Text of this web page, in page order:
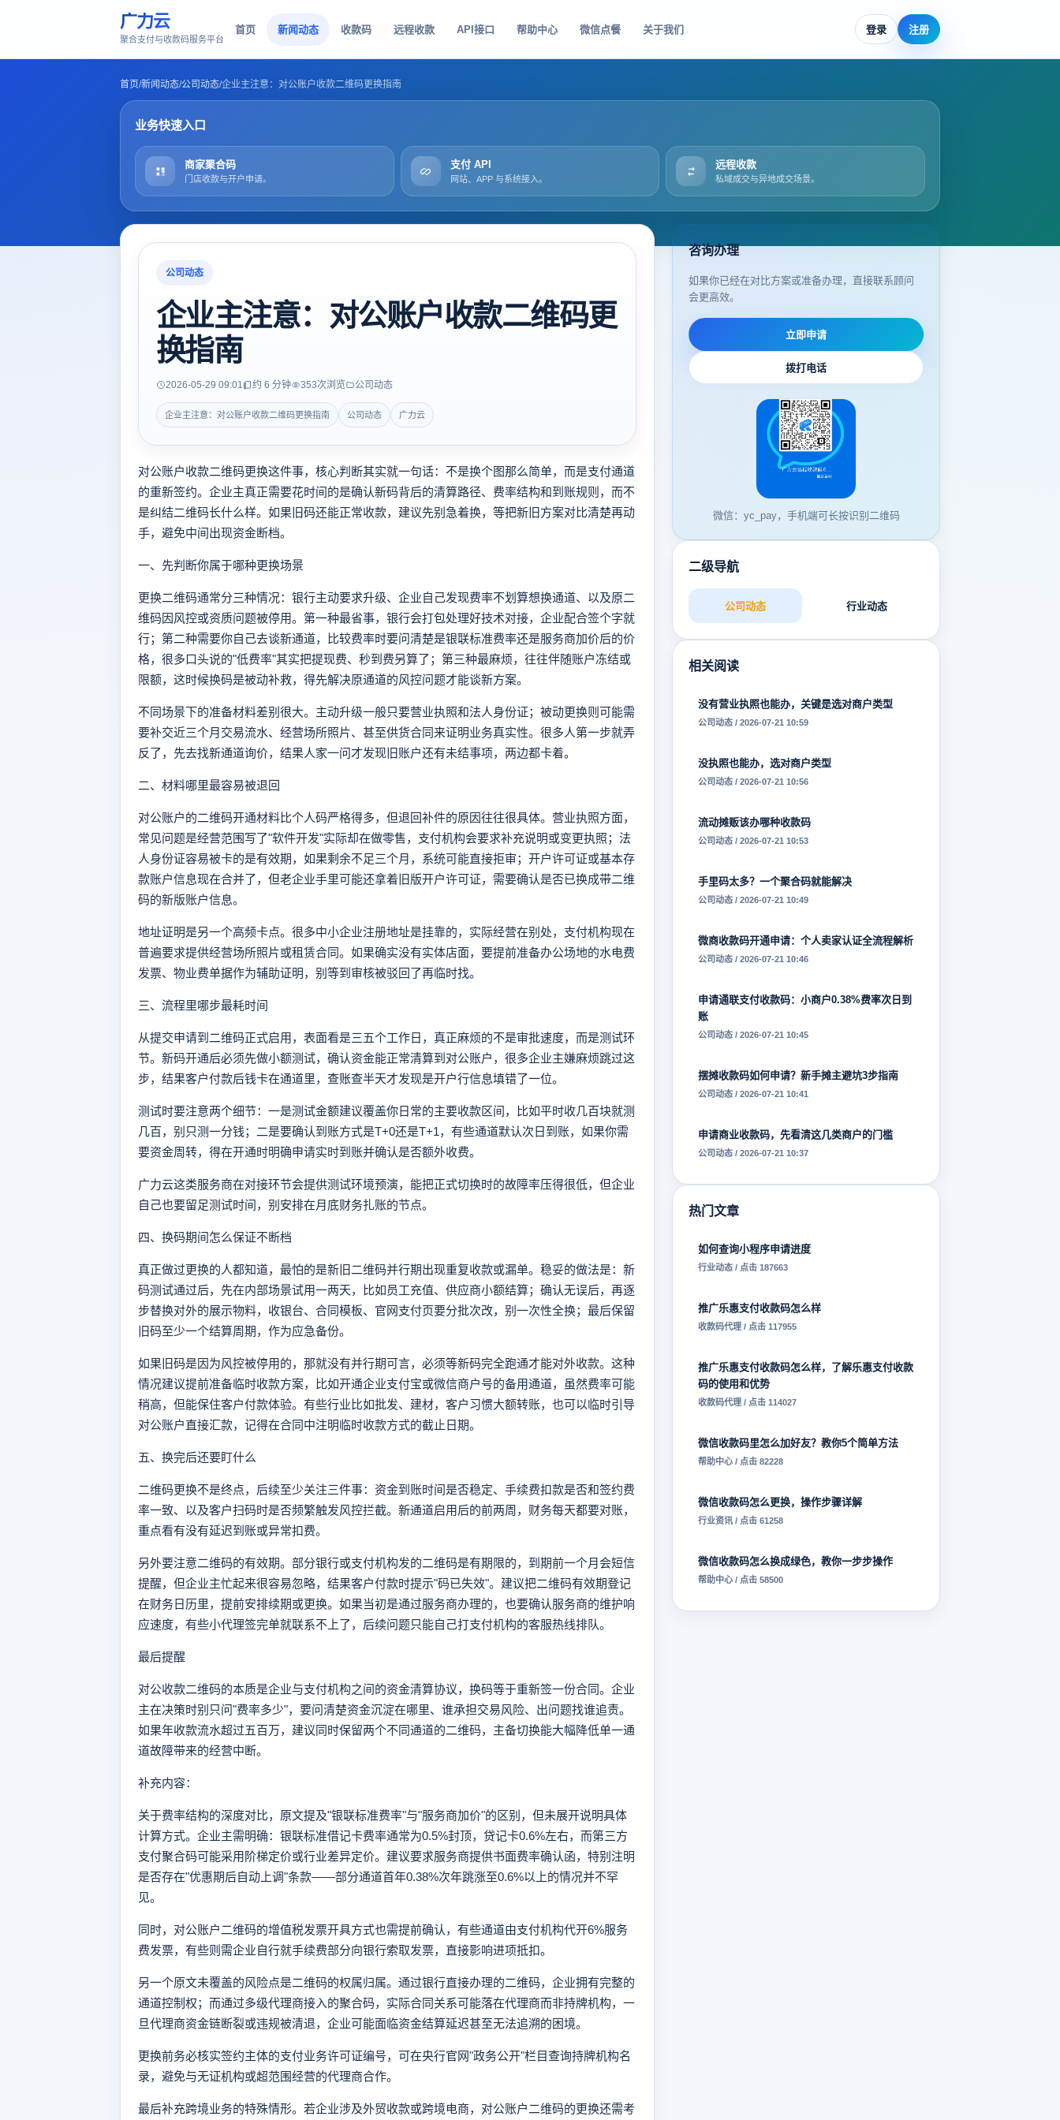
广力云
聚合支付与收款码服务平台
首页 新闻动态 收款码 远程收款 API接口 帮助中心 微信点餐 关于我们 登录 注册
首页/新闻动态/公司动态/企业主注意：对公账户收款二维码更换指南
业务快速入口
商家聚合码
门店收款与开户申请。
支付 API
网站、APP 与系统接入。
远程收款
私域成交与异地成交场景。
公司动态
企业主注意：对公账户收款二维码更
换指南
2026-05-29 09:01 约 6 分钟 353次浏览 公司动态
企业主注意：对公账户收款二维码更换指南 公司动态 广力云
对公账户收款二维码更换这件事，核心判断其实就一句话：不是换个图那么简单，而是支付通道
的重新签约。企业主真正需要花时间的是确认新码背后的清算路径、费率结构和到账规则，而不
是纠结二维码长什么样。如果旧码还能正常收款，建议先别急着换，等把新旧方案对比清楚再动
手，避免中间出现资金断档。
一、先判断你属于哪种更换场景
更换二维码通常分三种情况：银行主动要求升级、企业自己发现费率不划算想换通道、以及原二
维码因风控或资质问题被停用。第一种最省事，银行会打包处理好技术对接，企业配合签个字就
行；第二种需要你自己去谈新通道，比较费率时要问清楚是银联标准费率还是服务商加价后的价
格，很多口头说的"低费率"其实把提现费、秒到费另算了；第三种最麻烦，往往伴随账户冻结或
限额，这时候换码是被动补救，得先解决原通道的风控问题才能谈新方案。
不同场景下的准备材料差别很大。主动升级一般只要营业执照和法人身份证；被动更换则可能需
要补交近三个月交易流水、经营场所照片、甚至供货合同来证明业务真实性。很多人第一步就弄
反了，先去找新通道询价，结果人家一问才发现旧账户还有未结事项，两边都卡着。
二、材料哪里最容易被退回
对公账户的二维码开通材料比个人码严格得多，但退回补件的原因往往很具体。营业执照方面，
常见问题是经营范围写了"软件开发"实际却在做零售，支付机构会要求补充说明或变更执照；法
人身份证容易被卡的是有效期，如果剩余不足三个月，系统可能直接拒审；开户许可证或基本存
款账户信息现在合并了，但老企业手里可能还拿着旧版开户许可证，需要确认是否已换成带二维
码的新版账户信息。
地址证明是另一个高频卡点。很多中小企业注册地址是挂靠的，实际经营在别处，支付机构现在
普遍要求提供经营场所照片或租赁合同。如果确实没有实体店面，要提前准备办公场地的水电费
发票、物业费单据作为辅助证明，别等到审核被驳回了再临时找。
三、流程里哪步最耗时间
从提交申请到二维码正式启用，表面看是三五个工作日，真正麻烦的不是审批速度，而是测试环
节。新码开通后必须先做小额测试，确认资金能正常清算到对公账户，很多企业主嫌麻烦跳过这
步，结果客户付款后钱卡在通道里，查账查半天才发现是开户行信息填错了一位。
测试时要注意两个细节：一是测试金额建议覆盖你日常的主要收款区间，比如平时收几百块就测
几百，别只测一分钱；二是要确认到账方式是T+0还是T+1，有些通道默认次日到账，如果你需
要资金周转，得在开通时明确申请实时到账并确认是否额外收费。
广力云这类服务商在对接环节会提供测试环境预演，能把正式切换时的故障率压得很低，但企业
自己也要留足测试时间，别安排在月底财务扎账的节点。
四、换码期间怎么保证不断档
真正做过更换的人都知道，最怕的是新旧二维码并行期出现重复收款或漏单。稳妥的做法是：新
码测试通过后，先在内部场景试用一两天，比如员工充值、供应商小额结算；确认无误后，再逐
步替换对外的展示物料，收银台、合同模板、官网支付页要分批次改，别一次性全换；最后保留
旧码至少一个结算周期，作为应急备份。
如果旧码是因为风控被停用的，那就没有并行期可言，必须等新码完全跑通才能对外收款。这种
情况建议提前准备临时收款方案，比如开通企业支付宝或微信商户号的备用通道，虽然费率可能
稍高，但能保住客户付款体验。有些行业比如批发、建材，客户习惯大额转账，也可以临时引导
对公账户直接汇款，记得在合同中注明临时收款方式的截止日期。
五、换完后还要盯什么
二维码更换不是终点，后续至少关注三件事：资金到账时间是否稳定、手续费扣款是否和签约费
率一致、以及客户扫码时是否频繁触发风控拦截。新通道启用后的前两周，财务每天都要对账，
重点看有没有延迟到账或异常扣费。
另外要注意二维码的有效期。部分银行或支付机构发的二维码是有期限的，到期前一个月会短信
提醒，但企业主忙起来很容易忽略，结果客户付款时提示"码已失效"。建议把二维码有效期登记
在财务日历里，提前安排续期或更换。如果当初是通过服务商办理的，也要确认服务商的维护响
应速度，有些小代理签完单就联系不上了，后续问题只能自己打支付机构的客服热线排队。
最后提醒
对公收款二维码的本质是企业与支付机构之间的资金清算协议，换码等于重新签一份合同。企业
主在决策时别只问"费率多少"，要问清楚资金沉淀在哪里、谁承担交易风险、出问题找谁追责。
如果年收款流水超过五百万，建议同时保留两个不同通道的二维码，主备切换能大幅降低单一通
道故障带来的经营中断。
补充内容：
关于费率结构的深度对比，原文提及"银联标准费率"与"服务商加价"的区别，但未展开说明具体
计算方式。企业主需明确：银联标准借记卡费率通常为0.5%封顶，贷记卡0.6%左右，而第三方
支付聚合码可能采用阶梯定价或行业差异定价。建议要求服务商提供书面费率确认函，特别注明
是否存在"优惠期后自动上调"条款——部分通道首年0.38%次年跳涨至0.6%以上的情况并不罕
见。
同时，对公账户二维码的增值税发票开具方式也需提前确认，有些通道由支付机构代开6%服务
费发票，有些则需企业自行就手续费部分向银行索取发票，直接影响进项抵扣。
另一个原文未覆盖的风险点是二维码的权属归属。通过银行直接办理的二维码，企业拥有完整的
通道控制权；而通过多级代理商接入的聚合码，实际合同关系可能落在代理商而非持牌机构，一
旦代理商资金链断裂或违规被清退，企业可能面临资金结算延迟甚至无法追溯的困境。
更换前务必核实签约主体的支付业务许可证编号，可在央行官网"政务公开"栏目查询持牌机构名
录，避免与无证机构或超范围经营的代理商合作。
最后补充跨境业务的特殊情形。若企业涉及外贸收款或跨境电商，对公账户二维码的更换还需考
咨询办理
如果你已经在对比方案或准备办理，直接联系顾问
会更高效。
立即申请
拨打电话
微信：yc_pay，手机端可长按识别二维码
二级导航
公司动态 行业动态
相关阅读
没有营业执照也能办，关键是选对商户类型
公司动态 / 2026-07-21 10:59
没执照也能办，选对商户类型
公司动态 / 2026-07-21 10:56
流动摊贩该办哪种收款码
公司动态 / 2026-07-21 10:53
手里码太多？一个聚合码就能解决
公司动态 / 2026-07-21 10:49
微商收款码开通申请：个人卖家认证全流程解析
公司动态 / 2026-07-21 10:46
申请通联支付收款码：小商户0.38%费率次日到
账
公司动态 / 2026-07-21 10:45
摆摊收款码如何申请？新手摊主避坑3步指南
公司动态 / 2026-07-21 10:41
申请商业收款码，先看清这几类商户的门槛
公司动态 / 2026-07-21 10:37
热门文章
如何查询小程序申请进度
行业动态 / 点击 187663
推广乐惠支付收款码怎么样
收款码代理 / 点击 117955
推广乐惠支付收款码怎么样，了解乐惠支付收款
码的使用和优势
收款码代理 / 点击 114027
微信收款码里怎么加好友？教你5个简单方法
帮助中心 / 点击 82228
微信收款码怎么更换，操作步骤详解
行业资讯 / 点击 61258
微信收款码怎么换成绿色，教你一步步操作
帮助中心 / 点击 58500